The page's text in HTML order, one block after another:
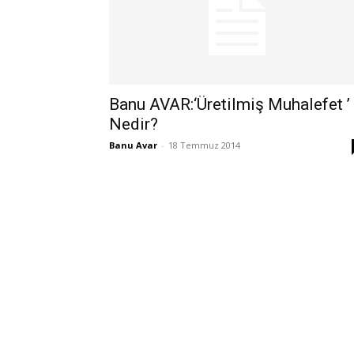
Banu AVAR:‘Üretilmiş Muhalefet ’
Nedir?
Banu Avar - 18 Temmuz 2014